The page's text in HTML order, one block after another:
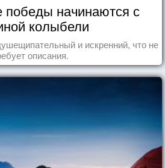
начинаются с
колыбели
и искренний, что не
описания.